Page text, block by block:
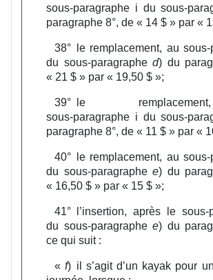
sous‑paragraphe i du
paragraphe 8°, de « 14 $ » par «
38° le remplacement, au
du sous‑paragraphed) du
« 21 $ » par « 19,50 $ »;
39° le
sous‑paragraphe i du
paragraphe 8°, de « 11 $ » par «
40° le remplacement, au
du sous‑paragraphee) du
« 16,50 $ » par « 15 $ »;
41° l’insertion, après le
du sous‑paragraphee) du
ce qui suit :
« f) il s’agit d’un kayak pour